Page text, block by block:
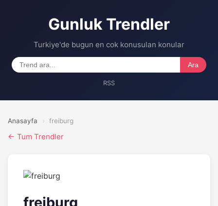
Gunluk Trendler
Turkiye'de bugun en cok konusulan konular
Ara
RSS
Anasayfa › freiburg
← Tum Trendler
freiburg